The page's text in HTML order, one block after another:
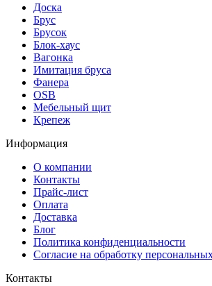
Доска
Брус
Брусок
Блок-хаус
Вагонка
Имитация бруса
Фанера
OSB
Мебельный щит
Крепеж
Информация
О компании
Контакты
Прайс-лист
Оплата
Доставка
Блог
Политика конфиденциальности
Согласие на обработку
Контакты